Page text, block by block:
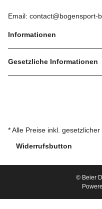
Email: contact@bogensport-
Informationen
Gesetzliche Informationen
* Alle Preise inkl. gesetzlicher
Widerrufsbutton
© Beier